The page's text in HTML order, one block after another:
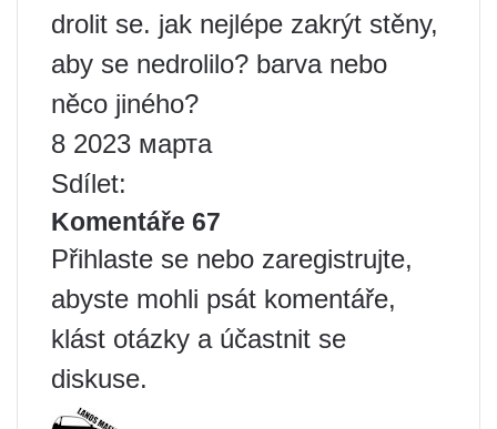
drolit se. jak nejlépe zakrýt stěny,
aby se nedrolilo? barva nebo
něco jiného?
8 2023 марта
Sdílet:
Komentáře 67
Přihlaste se nebo zaregistrujte,
abyste mohli psát komentáře,
klást otázky a účastnit se
diskuse.